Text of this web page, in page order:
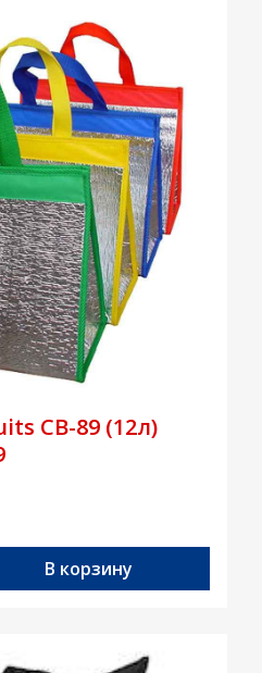
CB-89 (12л)
В корзину